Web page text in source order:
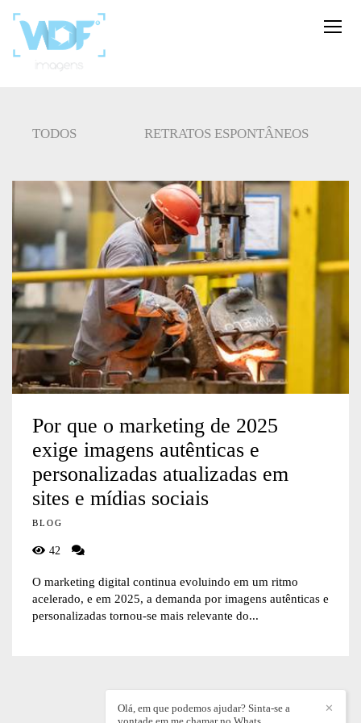
TODOS RETRATOS ESPONTÂNEOS
Por que o marketing de 2025
exige imagens autênticas e
personalizadas atualizadas em
sites e mídias sociais
BLOG
42
O marketing digital continua evoluindo em um ritmo
acelerado, e em 2025, a demanda por imagens autênticas e
personalizadas tornou-se mais relevante do...
✕
Olá, em que podemos ajudar? Sinta-se a